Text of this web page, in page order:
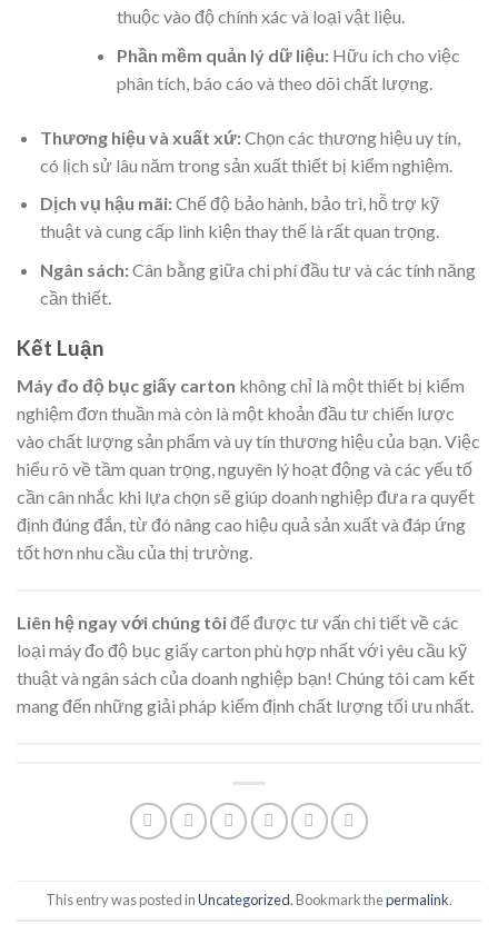
thuộc vào độ chính xác và loại vật liệu.
Phần mềm quản lý dữ liệu:Hữu ích cho việc
phân tích, báo cáo và theo dõi chất lượng.
Thương hiệu và xuất xứ:Chọn các thương hiệu uy tín,
có lịch sử lâu năm trong sản xuất thiết bị kiểm nghiệm.
Dịch vụ hậu mãi:Chế độ bảo hành, bảo trì, hỗ trợ kỹ
thuật và cung cấp linh kiện thay thế là rất quan trọng.
Ngân sách:Cân bằng giữa chi phí đầu tư và các tính năng
cần thiết.
Kết Luận
Máy đo độ bục giấy carton không chỉ là một thiết bị kiểm
nghiệm đơn thuần mà còn là một khoản đầu tư chiến lược
vào chất lượng sản phẩm và uy tín thương hiệu của bạn. Việc
hiểu rõ về tầm quan trọng, nguyên lý hoạt động và các yếu tố
cần cân nhắc khi lựa chọn sẽ giúp doanh nghiệp đưa ra quyết
định đúng đắn, từ đó nâng cao hiệu quả sản xuất và đáp ứng
tốt hơn nhu cầu của thị trường.
Liên hệ ngay với chúng tôiđể được tư vấn chi tiết về các
loại máy đo độ bục giấy carton phù hợp nhất với yêu cầu kỹ
thuật và ngân sách của doanh nghiệp bạn! Chúng tôi cam kết
mang đến những giải pháp kiểm định chất lượng tối ưu nhất.
This entry was posted inUncategorized. Bookmark thepermalink.